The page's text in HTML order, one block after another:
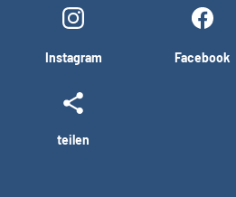
Instagram Facebook
teilen